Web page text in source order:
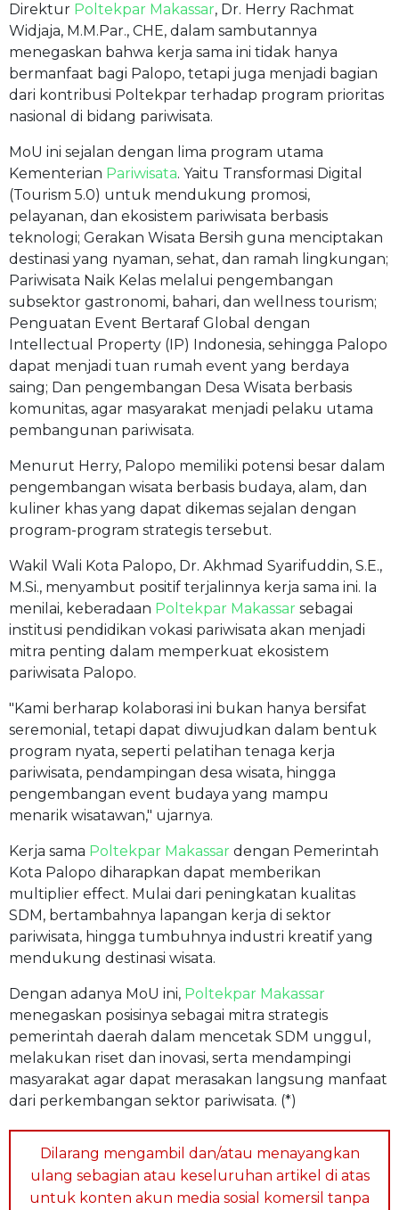
Direktur Poltekpar Makassar, Dr. Herry Rachmat
Widjaja, M.M.Par., CHE, dalam sambutannya
menegaskan bahwa kerja sama ini tidak hanya
bermanfaat bagi Palopo, tetapi juga menjadi bagian
dari kontribusi Poltekpar terhadap program prioritas
nasional di bidang pariwisata.
MoU ini sejalan dengan lima program utama
Kementerian Pariwisata. Yaitu Transformasi Digital
(Tourism 5.0) untuk mendukung promosi,
pelayanan, dan ekosistem pariwisata berbasis
teknologi; Gerakan Wisata Bersih guna menciptakan
destinasi yang nyaman, sehat, dan ramah lingkungan;
Pariwisata Naik Kelas melalui pengembangan
subsektor gastronomi, bahari, dan wellness tourism;
Penguatan Event Bertaraf Global dengan
Intellectual Property (IP) Indonesia, sehingga Palopo
dapat menjadi tuan rumah event yang berdaya
saing; Dan pengembangan Desa Wisata berbasis
komunitas, agar masyarakat menjadi pelaku utama
pembangunan pariwisata.
Menurut Herry, Palopo memiliki potensi besar dalam
pengembangan wisata berbasis budaya, alam, dan
kuliner khas yang dapat dikemas sejalan dengan
program-program strategis tersebut.
Wakil Wali Kota Palopo, Dr. Akhmad Syarifuddin, S.E.,
M.Si., menyambut positif terjalinnya kerja sama ini. Ia
menilai, keberadaan Poltekpar Makassar sebagai
institusi pendidikan vokasi pariwisata akan menjadi
mitra penting dalam memperkuat ekosistem
pariwisata Palopo.
"Kami berharap kolaborasi ini bukan hanya bersifat
seremonial, tetapi dapat diwujudkan dalam bentuk
program nyata, seperti pelatihan tenaga kerja
pariwisata, pendampingan desa wisata, hingga
pengembangan event budaya yang mampu
menarik wisatawan," ujarnya.
Kerja sama Poltekpar Makassar dengan Pemerintah
Kota Palopo diharapkan dapat memberikan
multiplier effect. Mulai dari peningkatan kualitas
SDM, bertambahnya lapangan kerja di sektor
pariwisata, hingga tumbuhnya industri kreatif yang
mendukung destinasi wisata.
Dengan adanya MoU ini, Poltekpar Makassar
menegaskan posisinya sebagai mitra strategis
pemerintah daerah dalam mencetak SDM unggul,
melakukan riset dan inovasi, serta mendampingi
masyarakat agar dapat merasakan langsung manfaat
dari perkembangan sektor pariwisata. (*)
Dilarang mengambil dan/atau menayangkan
ulang sebagian atau keseluruhan artikel di atas
untuk konten akun media sosial komersil tanpa